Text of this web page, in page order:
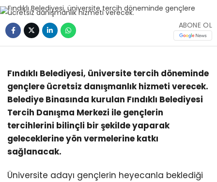
ABONE OL
Fındıklı Belediyesi, üniversite tercih döneminde
gençlere ücretsiz danışmanlık hizmeti verecek.
Belediye Binasında kurulan Fındıklı Belediyesi
Tercih Danışma Merkezi ile gençlerin
tercihlerini bilinçli bir şekilde yaparak
geleceklerine yön vermelerine katkı
sağlanacak.
Üniversite adayı gençlerin heyecanla beklediği